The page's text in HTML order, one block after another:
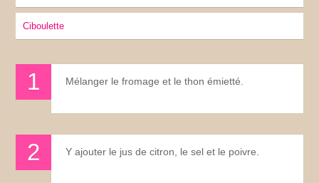
ciboulette
Mélanger le fromage et le thon émietté.
Y ajouter le jus de citron, le sel et le poivre.